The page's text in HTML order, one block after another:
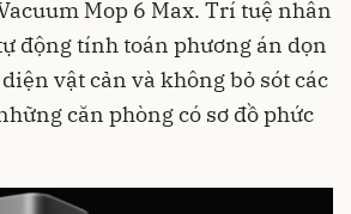
Mop 6 Max. Trí tuệ nhân
động tính toán phương án dọn
vật cản và không bỏ sót các
căn phòng có sơ đồ phức